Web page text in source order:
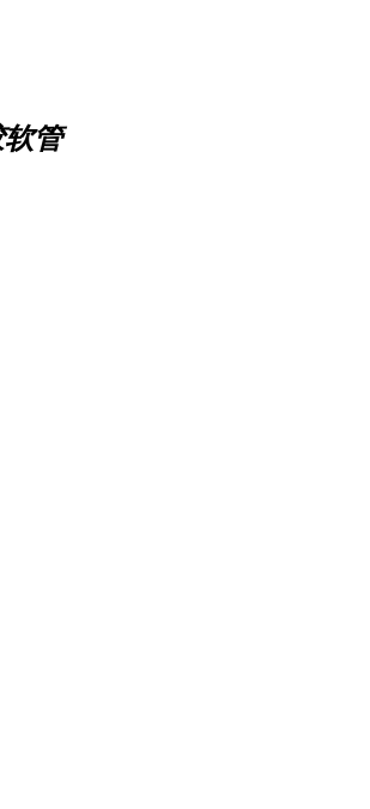
管